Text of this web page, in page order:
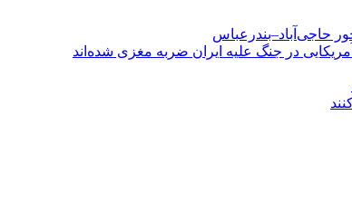
حاجی‌آباد–بندرعباس
در جنگ علیه ایران ضربه مغزی شده‌اند